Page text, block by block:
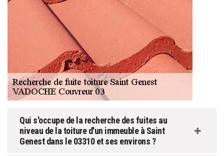
Qui s'occupe de la recherche des fuites au
niveau de la toiture d'un immeuble à Saint
Genest dans le 03310 et ses environs ?